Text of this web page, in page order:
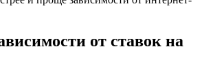
от ставок на